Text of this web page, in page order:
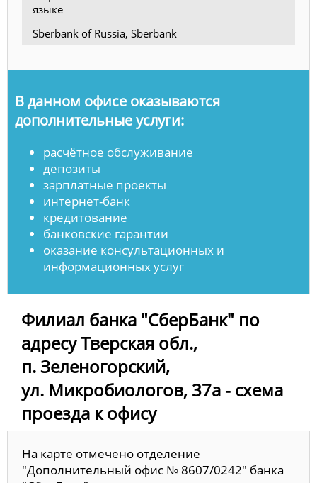
языке
Sberbank of Russia, Sberbank
В данном офисе оказываются
дополнительные услуги:
расчётное обслуживание
депозиты
зарплатные проекты
интернет-банк
кредитование
банковские гарантии
оказание консультационных и
информационных услуг
Филиал банка "СберБанк" по
адресу Тверская обл.,
п. Зеленогорский,
ул. Микробиологов, 37а - схема
проезда к офису
На карте отмечено отделение
"Дополнительный офис № 8607/0242" банка